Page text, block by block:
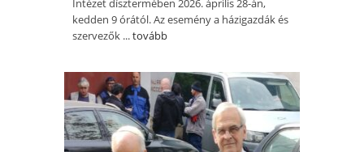
Intézet dísztermében 2026. április 28-án,
kedden 9 órától. Az esemény a házigazdák és
szervezők ...tovább